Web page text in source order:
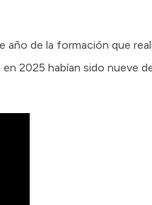
de la formación que
2025 habían sido nueve